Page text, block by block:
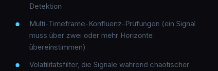
Detektion
Multi-Timeframe-Konfluenz-Prüfungen (ein Signal
muss über zwei oder mehr Horizonte
übereinstimmen)
Volatilitätsfilter, die Signale während chaotischer